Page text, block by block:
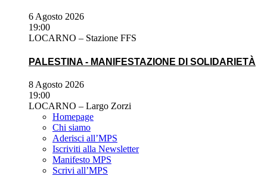
6 Agosto 2026
19:00
LOCARNO – Stazione FFS
PALESTINA - MANIFESTAZIONE DI SOLIDARIETÀ
8 Agosto 2026
19:00
LOCARNO – Largo Zorzi
Homepage
Chi siamo
Aderisci all’MPS
Iscriviti alla Newsletter
Manifesto MPS
Scrivi all’MPS